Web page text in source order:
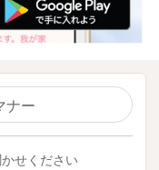
ナー
せください